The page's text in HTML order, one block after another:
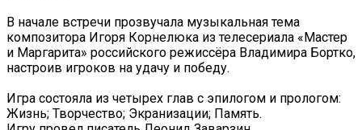
В начале встречи прозвучала музыкальная тема
композитора Игоря Корнелюка из телесериала «Мастер
и Маргарита» российского режиссёра Владимира Бортко,
настроив игроков на удачу и победу.
Игра состояла из четырех глав с эпилогом и прологом:
Жизнь; Творчество; Экранизации; Память.